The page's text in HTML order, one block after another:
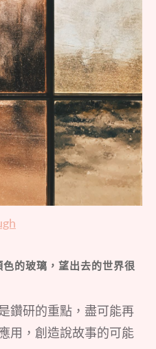
的玻璃，望出去的世界很
鑽研的重點，盡可能再
用，創造說故事的可能